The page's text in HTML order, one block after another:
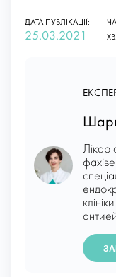
ДАТА ПУБЛІКАЦІЇ:
25.03.2021
ХВ.
Лікар